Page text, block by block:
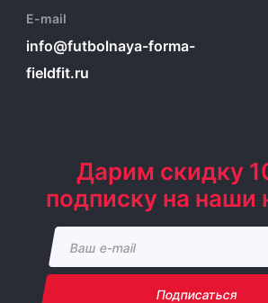
E-mail
info@futbolnaya-forma-
fieldfit.ru
Дарим скидку
подписку на наши
Подписаться